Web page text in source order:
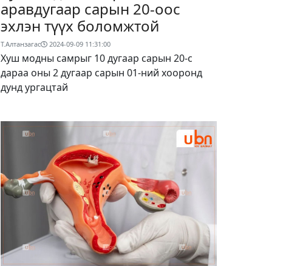
аравдугаар сарын 20-оос
эхлэн түүх боломжтой
Т.Алтанзагас 2024-09-09 11:31:00
Хуш модны самрыг 10 дугаар сарын 20-с
дараа оны 2 дугаар сарын 01-ний хооронд
дунд ургацтай